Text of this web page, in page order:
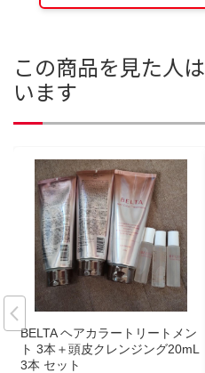
この商品を見た人
います
BELTA ヘアカラートリートメン
ト 3本＋頭皮クレンジング20mL
3本 セット